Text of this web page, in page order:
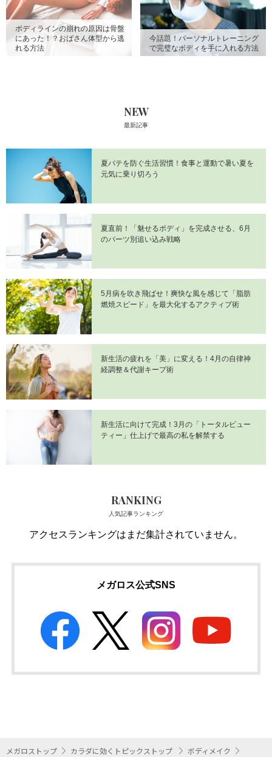
ボディラインの崩れの原因は骨盤
にあった！？おばさん体型から逃
れる方法
今話題！パーソナルトレーニング
で完璧なボディを手に入れる方法
NEW
最新記事
夏バテを防ぐ生活習慣！食事と運動で暑い夏を
元気に乗り切ろう
夏直前！「魅せるボディ」を完成させる、6月
のパーツ別追い込み戦略
5月病を吹き飛ばせ！爽快な風を感じて「脂肪
燃焼スピード」を最大化するアクティブ術
新生活の疲れを「美」に変える！4月の自律神
経調整＆代謝キープ術
新生活に向けて完成！3月の「トータルビュー
ティー」仕上げで最高の私を解禁する
RANKING
人気記事ランキング
アクセスランキングはまだ集計されていません。
メガロス公式SNS
メガロストップ カラダに効くトピックストップ
ボディメイク